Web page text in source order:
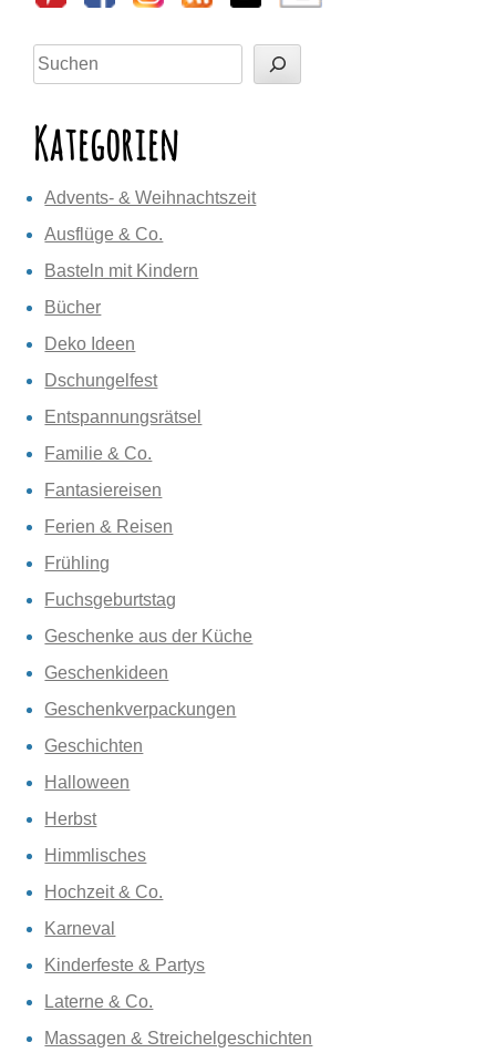
Suchen
Kategorien
Advents- & Weihnachtszeit
Ausflüge & Co.
Basteln mit Kindern
Bücher
Deko Ideen
Dschungelfest
Entspannungsrätsel
Familie & Co.
Fantasiereisen
Ferien & Reisen
Frühling
Fuchsgeburtstag
Geschenke aus der Küche
Geschenkideen
Geschenkverpackungen
Geschichten
Halloween
Herbst
Himmlisches
Hochzeit & Co.
Karneval
Kinderfeste & Partys
Laterne & Co.
Massagen & Streichelgeschichten